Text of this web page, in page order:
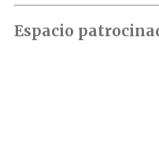
Espacio